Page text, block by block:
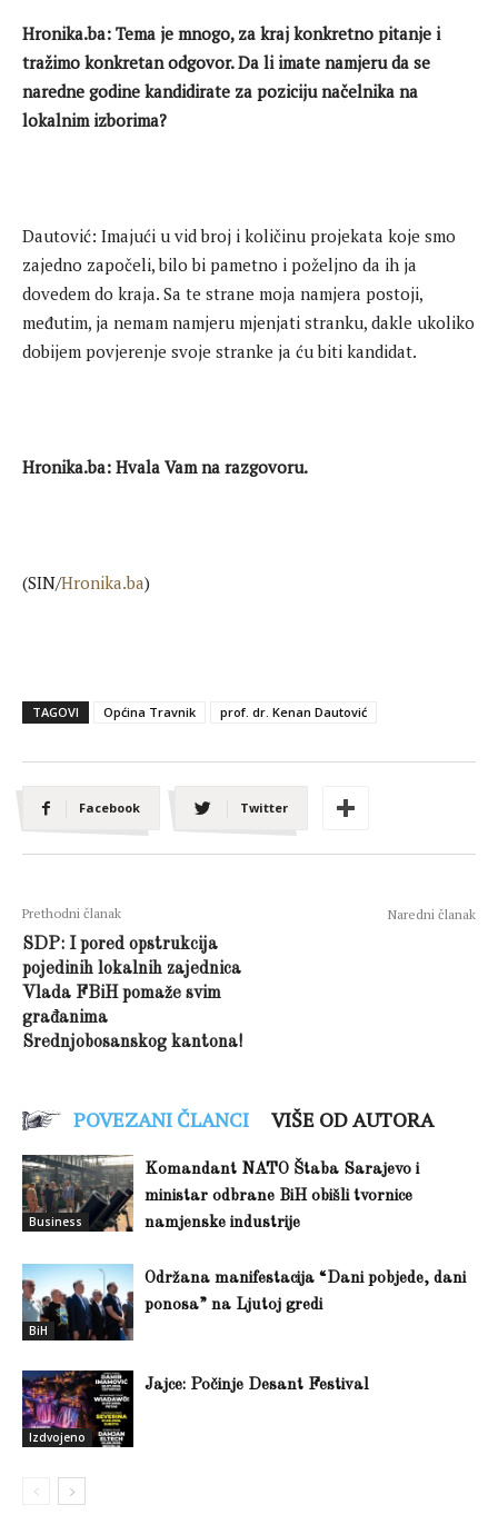
Hronika.ba: Tema je mnogo, za kraj konkretno pitanje i
tražimo konkretan odgovor. Da li imate namjeru da se
naredne godine kandidirate za poziciju načelnika na
lokalnim izborima?
Dautović: Imajući u vid broj i količinu projekata koje smo
zajedno započeli, bilo bi pametno i poželjno da ih ja
dovedem do kraja. Sa te strane moja namjera postoji,
međutim, ja nemam namjeru mjenjati stranku, dakle ukoliko
dobijem povjerenje svoje stranke ja ću biti kandidat.
Hronika.ba: Hvala Vam na razgovoru.
(SIN/Hronika.ba)
TAGOVI Općina Travnik prof. dr. Kenan Dautović
Facebook Twitter
Prethodni članak
SDP: I pored opstrukcija
pojedinih lokalnih zajednica
Vlada FBiH pomaže svim
građanima
Srednjobosanskog kantona!
Naredni članak
POVEZANI ČLANCI VIŠE OD AUTORA
Business
Komandant NATO Štaba Sarajevo i
ministar odbrane BiH obišli tvornice
namjenske industrije
BiH
Održana manifestacija “Dani pobjede, dani
ponosa” na Ljutoj gredi
Izdvojeno
Jajce: Počinje Desant Festival